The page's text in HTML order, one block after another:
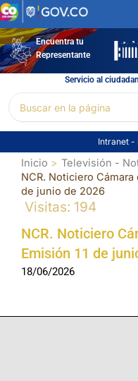
Ir
al
contenidoEncuentra tu
Representante
Servicio al
por:
Intranet -
Inicio
Televisión -
NCR. Noticiero
de junio de 2026
Visitas: 194
NCR. Noticiero
Emisión 11 de
18/06/2026